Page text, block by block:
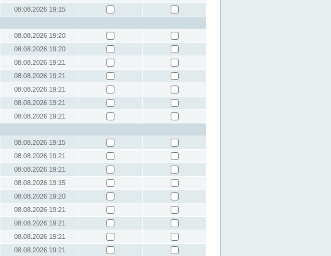
08.08.2026 19:15
08.08.2026 19:20
08.08.2026 19:20
08.08.2026 19:21
08.08.2026 19:21
08.08.2026 19:21
08.08.2026 19:21
08.08.2026 19:21
08.08.2026 19:15
08.08.2026 19:21
08.08.2026 19:21
08.08.2026 19:15
08.08.2026 19:20
08.08.2026 19:21
08.08.2026 19:21
08.08.2026 19:21
08.08.2026 19:21